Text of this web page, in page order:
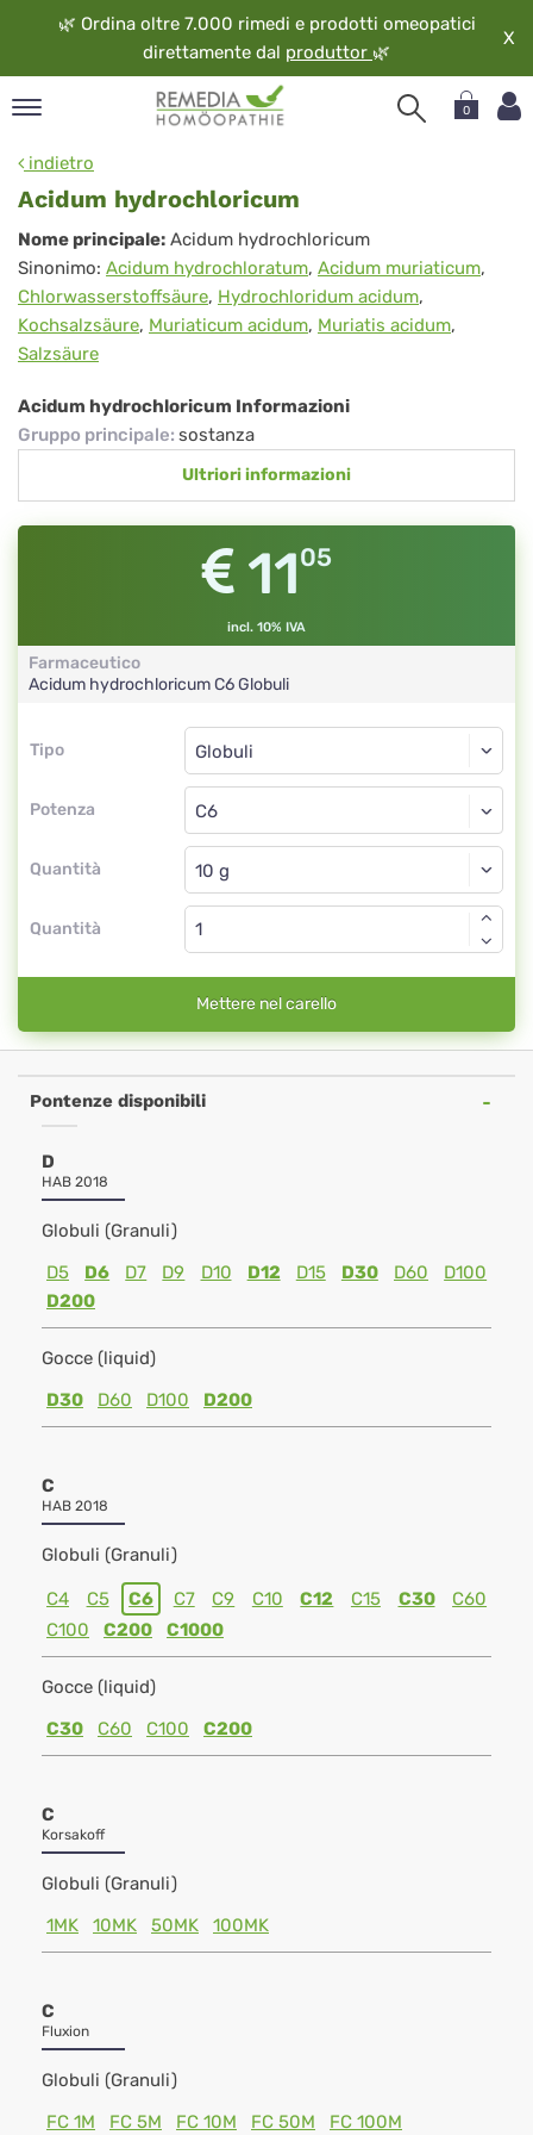
🌿 Ordina oltre 7.000 rimedi e prodotti omeopatici
direttamente dal produttor 🌿
X
0
indietro
Acidum hydrochloricum
Acidum
hydrochloricum
Nome principale: Acidum hydrochloricum
Sinonimo: Acidum hydrochloratum, Acidum muriaticum,
Chlorwasserstoffsäure, Hydrochloridum acidum,
Kochsalzsäure, Muriaticum acidum, Muriatis acidum,
Salzsäure
Acidum hydrochloricum Informazioni
Gruppo principale: sostanza
Ultriori informazioni
1105
incl. 10% IVA
Farmaceutico
Acidum hydrochloricumC6Globuli
Tipo
Tipo
Potenza
Globuli
C6
Quantità
Globuli
Quantità
Mettere nel carello
Pontenze disponibili
D
HAB 2018
Globuli (Granuli)
D5
D6 D7 D9 D10 D12 D15 D30 D60
D100
D200
Gocce (liquid)
D30
D60 D100 D200
C
HAB 2018
Globuli (Granuli)
C4 C5 C6 C7 C9 C10 C12 C15 C30
C60
C100
C200 C1000
Gocce (liquid)
C30
C60 C100 C200
C
Korsakoff
Globuli (Granuli)
1MK
10MK 50MK 100MK
C
Fluxion
Globuli (Granuli)
FC 1M
FC 5M FC 10M FC 50M FC 100M